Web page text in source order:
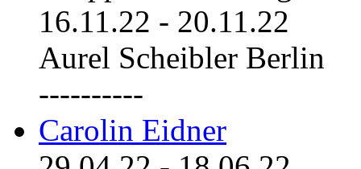
16.11.22 - 20.11.22
Aurel Scheibler Berlin
----------
Carolin Eidner